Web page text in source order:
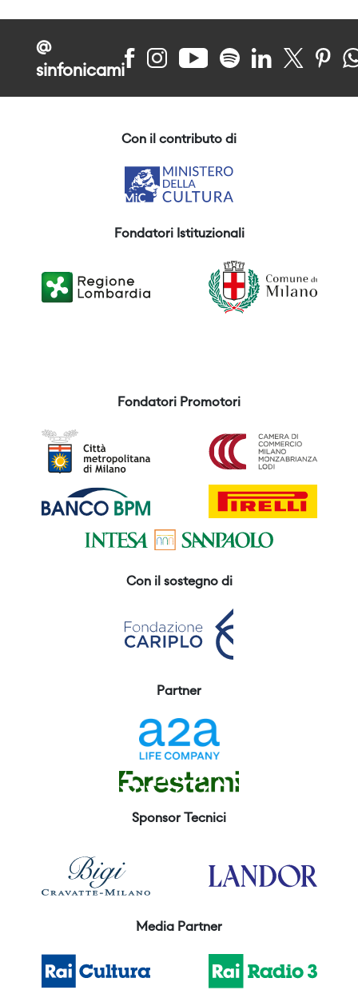
@
sinfonicami
Con il contributo di
Fondatori Istituzionali
Fondatori Promotori
Con il sostegno di
Partner
Sponsor Tecnici
Media Partner